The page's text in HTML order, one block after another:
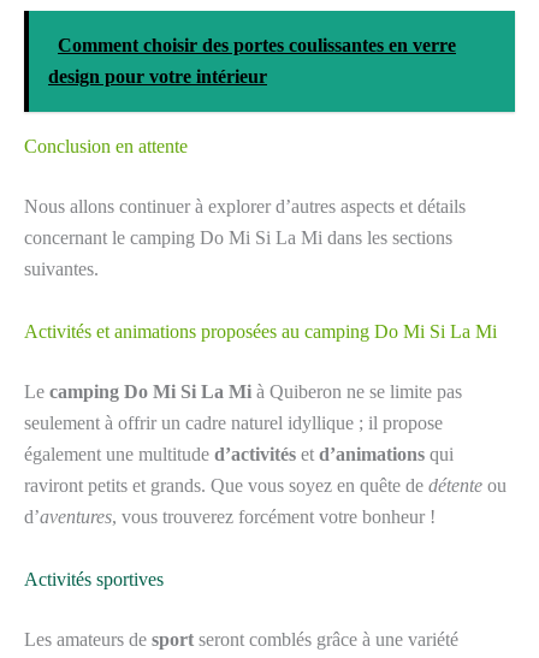
Comment choisir des portes coulissantes en verre
design pour votre intérieur
Conclusion en attente
Nous allons continuer à explorer d’autres aspects et détails
concernant le camping Do Mi Si La Mi dans les sections
suivantes.
Activités et animations proposées au camping Do Mi Si La Mi
Le camping Do Mi Si La Mi à Quiberon ne se limite pas
seulement à offrir un cadre naturel idyllique ; il propose
également une multitude d’activités et d’animations qui
raviront petits et grands. Que vous soyez en quête de détente ou
d’aventures, vous trouverez forcément votre bonheur !
Activités sportives
Les amateurs de sport seront comblés grâce à une variété